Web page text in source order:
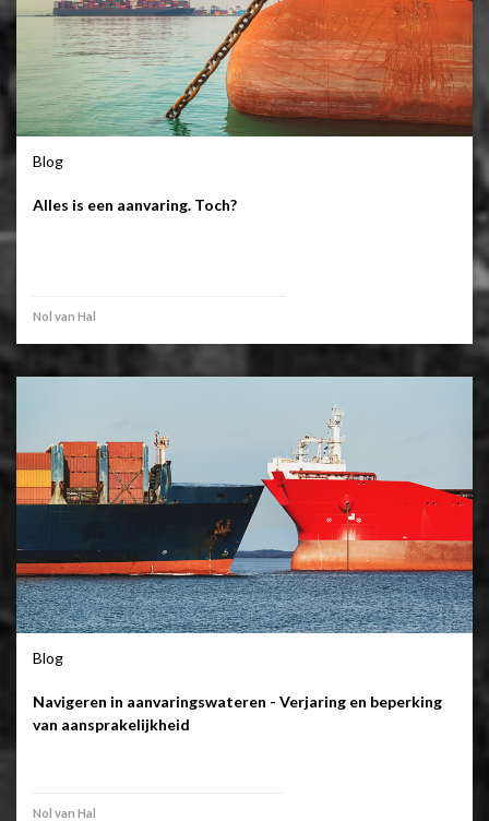
Blog
Alles is een aanvaring. Toch?
Nol van Hal
Blog
Navigeren in aanvaringswateren - Verjaring en beperking
van aansprakelijkheid
Nol van Hal